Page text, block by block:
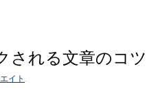
される文章のコツ
イト .